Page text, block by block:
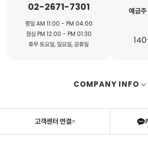
02-2671-7301
평일 AM 11:00 - PM 04:00
점심 PM 12:00 - PM 01:30
휴무 토요일, 일요일, 공휴일
예금
COMPANY INFO
고객센터 연결